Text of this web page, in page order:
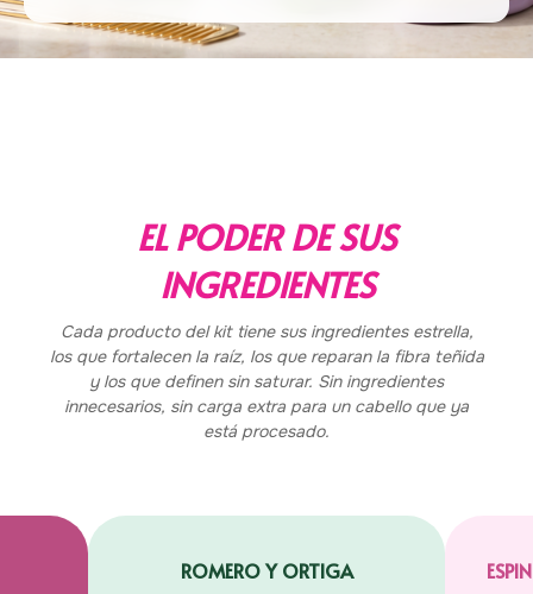
EL PODER DE SUS
INGREDIENTES
Cada producto del kit tiene sus ingredientes estrella,
los que fortalecen la raíz, los que reparan la fibra teñida
y los que definen sin saturar. Sin ingredientes
innecesarios, sin carga extra para un cabello que ya
está procesado.
ROMERO Y ORTIGA